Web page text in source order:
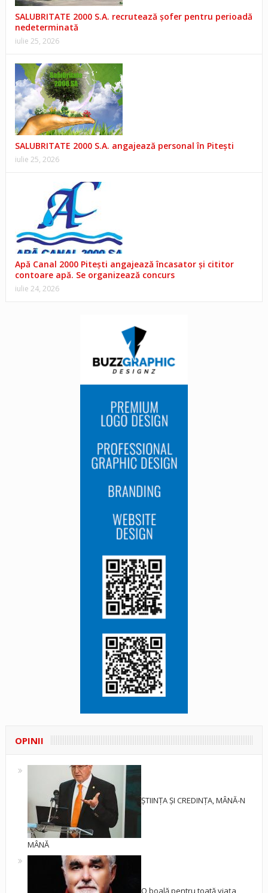
SALUBRITATE 2000 S.A. recrutează șofer pentru perioadă
nedeterminată
iulie 25, 2026
SALUBRITATE 2000 S.A. angajează personal în Pitești
iulie 25, 2026
Apă Canal 2000 Pitești angajează încasator și cititor
contoare apă. Se organizează concurs
iulie 24, 2026
OPINII
ȘTIINȚA ȘI CREDINȚA, MÂNĂ-N
MÂNĂ
O boală pentru toată viața